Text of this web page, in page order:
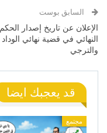
السابق بوست
الإعلان عن تاريخ إصدار الحكم
النهائي في قضية نهائي الوداد
والترجي
قد يعجبك ايضا
مجتمع